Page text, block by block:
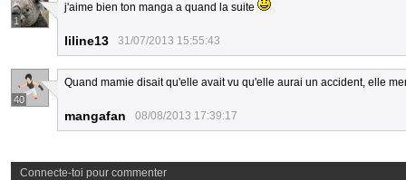
1
j'aime bien ton manga a quand la suite
liline13 31/07/2013 15:55:43
40
Quand mamie disait qu'elle avait vu qu'elle aurai un accident, elle
mangafan 08/08/2013 17:39:17
Connecte-toi pour commenter